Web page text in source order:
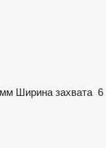
Ширина захвата 6